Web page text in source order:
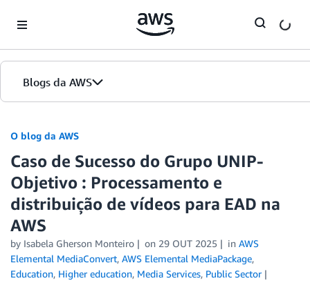
Blogs da AWS
Página inicial
Edições
O blog da AWS
Caso de Sucesso do Grupo UNIP-
Objetivo : Processamento e
distribuição de vídeos para EAD na
AWS
by Isabela Gherson Monteiro on 29 OUT 2025 in AWS
Elemental MediaConvert, AWS Elemental MediaPackage,
Education, Higher education, Media Services, Public Sector